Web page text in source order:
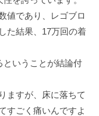
値であり、レゴブロ
た結果、17万回の着
ということが結論付
ますが、床に落ちて
すごく痛いんですよ